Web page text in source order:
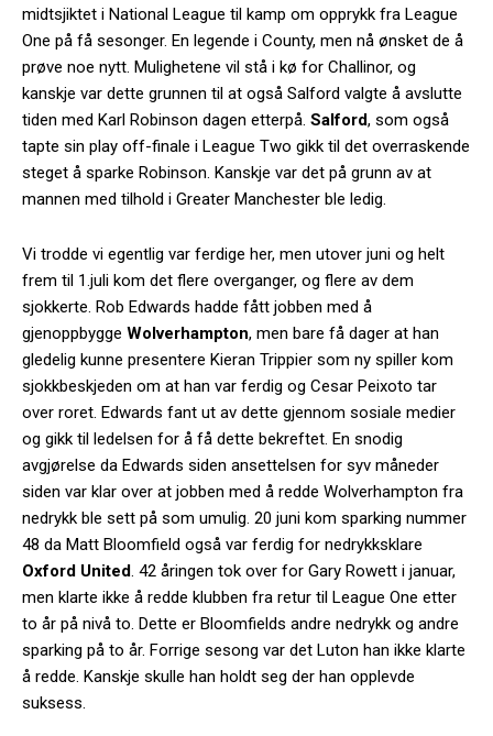
midtsjiktet i National League til kamp om opprykk fra League
One på få sesonger. En legende i County, men nå ønsket de å
prøve noe nytt. Mulighetene vil stå i kø for Challinor, og
kanskje var dette grunnen til at også Salford valgte å avslutte
tiden med Karl Robinson dagen etterpå. Salford, som også
tapte sin play off-finale i League Two gikk til det overraskende
steget å sparke Robinson. Kanskje var det på grunn av at
mannen med tilhold i Greater Manchester ble ledig.
Vi trodde vi egentlig var ferdige her, men utover juni og helt
frem til 1.juli kom det flere overganger, og flere av dem
sjokkerte. Rob Edwards hadde fått jobben med å
gjenoppbygge Wolverhampton, men bare få dager at han
gledelig kunne presentere Kieran Trippier som ny spiller kom
sjokkbeskjeden om at han var ferdig og Cesar Peixoto tar
over roret. Edwards fant ut av dette gjennom sosiale medier
og gikk til ledelsen for å få dette bekreftet. En snodig
avgjørelse da Edwards siden ansettelsen for syv måneder
siden var klar over at jobben med å redde Wolverhampton fra
nedrykk ble sett på som umulig. 20 juni kom sparking nummer
48 da Matt Bloomfield også var ferdig for nedrykksklare
Oxford United. 42 åringen tok over for Gary Rowett i januar,
men klarte ikke å redde klubben fra retur til League One etter
to år på nivå to. Dette er Bloomfields andre nedrykk og andre
sparking på to år. Forrige sesong var det Luton han ikke klarte
å redde. Kanskje skulle han holdt seg der han opplevde
suksess.